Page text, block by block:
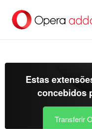
para
Estas
concebidos
Transferir